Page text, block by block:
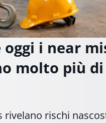
oggi i near
molto più di
rivelano rischi